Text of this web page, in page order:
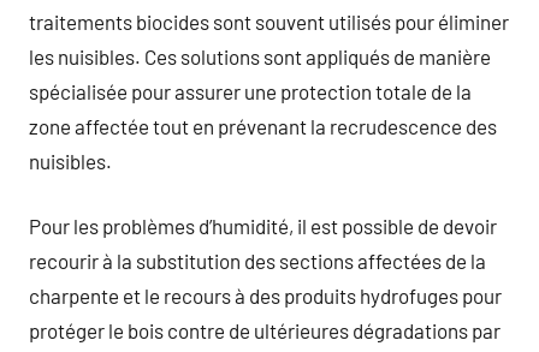
traitements biocides sont souvent utilisés pour éliminer
les nuisibles. Ces solutions sont appliqués de manière
spécialisée pour assurer une protection totale de la
zone affectée tout en prévenant la recrudescence des
nuisibles.
Pour les problèmes d’humidité, il est possible de devoir
recourir à la substitution des sections affectées de la
charpente et le recours à des produits hydrofuges pour
protéger le bois contre de ultérieures dégradations par